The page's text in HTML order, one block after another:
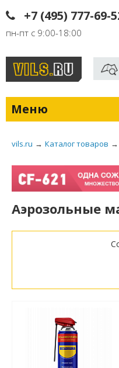
+7 (495) 777-69-
пн-пт с 9:00-18:00
Меню
vils.ru → Каталог товаров →
Аэрозольные